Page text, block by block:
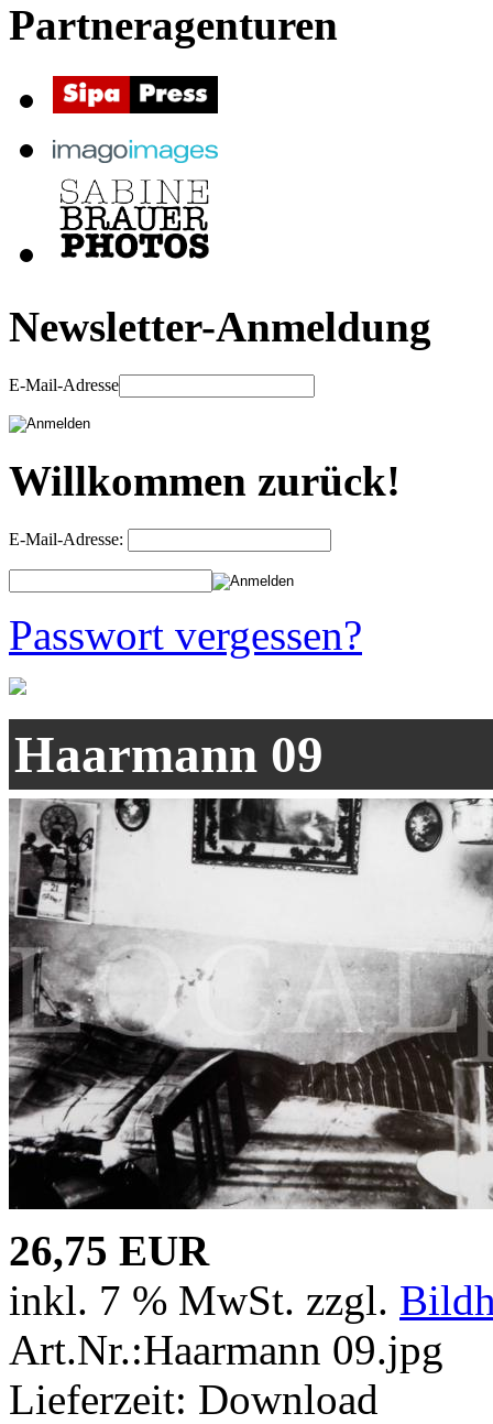
Partneragenturen
Newsletter-Anmeldung
E-Mail-Adresse
Willkommen zurück!
E-Mail-Adresse:
Passwort vergessen?
Haarmann 09
26,75 EUR
inkl. 7 % MwSt. zzgl.
Art.Nr.:Haarmann 09.jpg
Lieferzeit: Download